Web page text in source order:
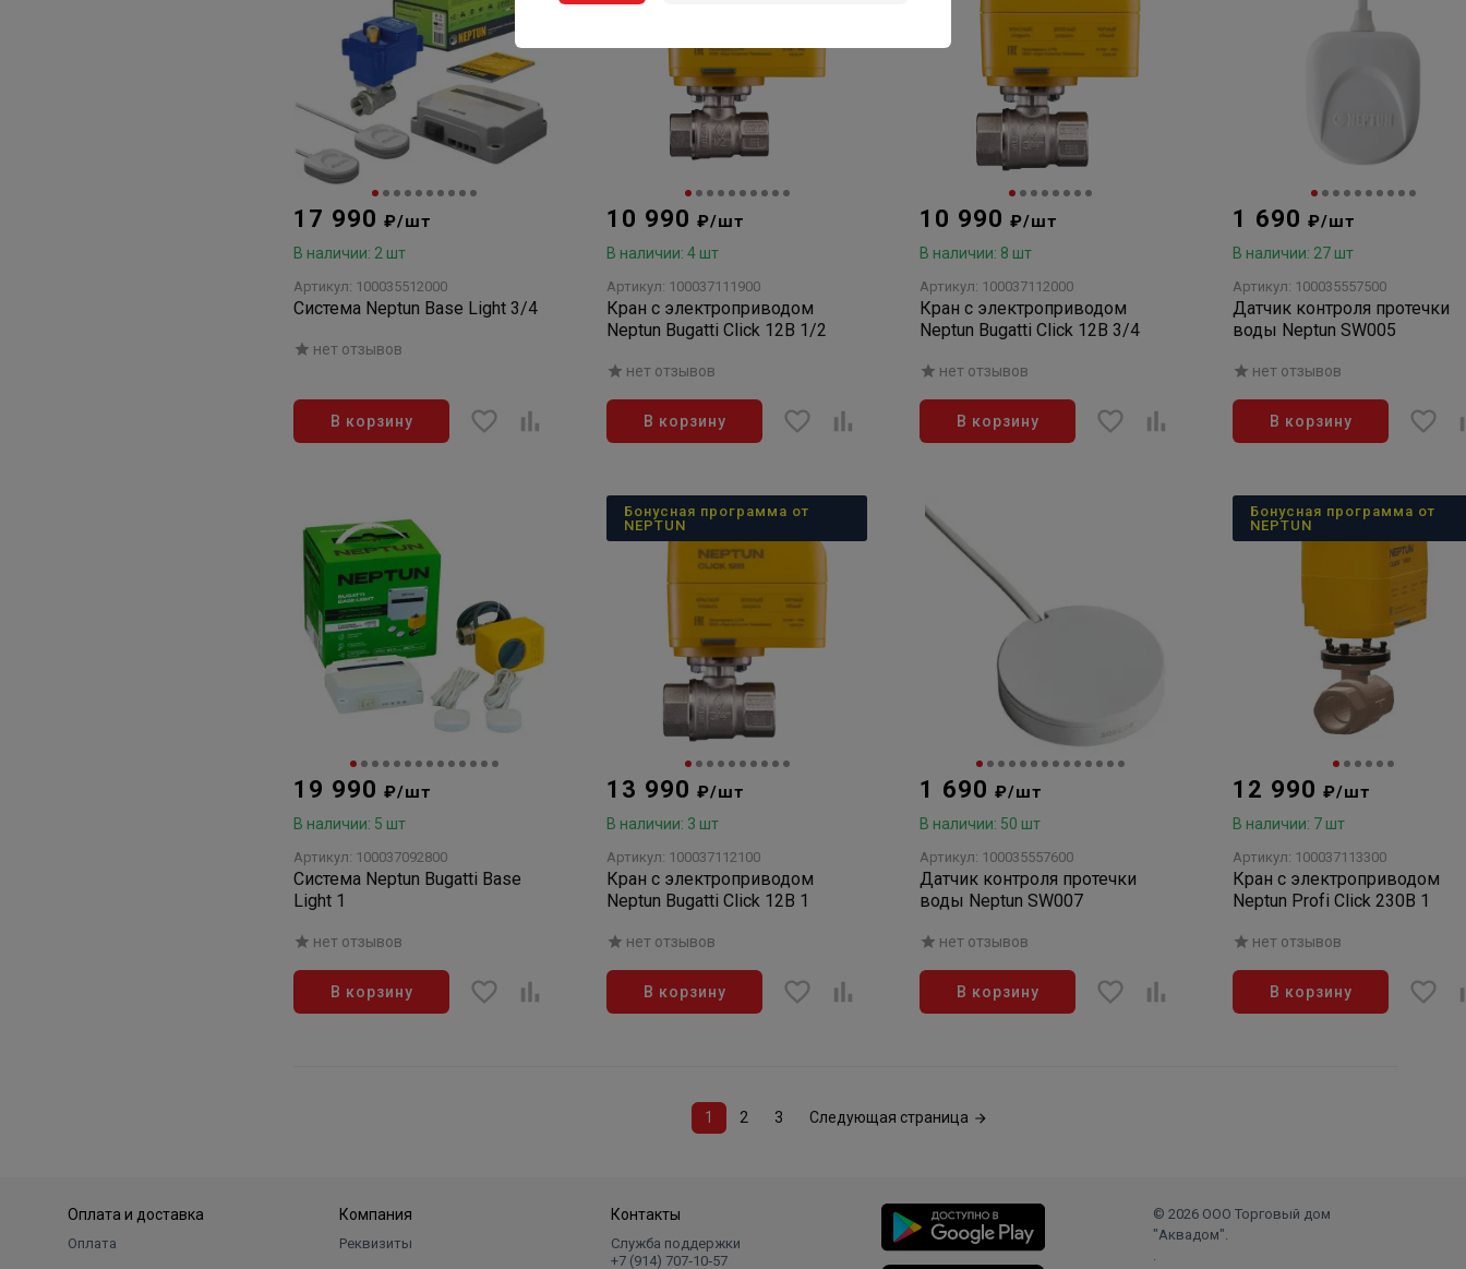
17 990₽/шт
В наличии: 2 шт
Артикул: 100035512000
Система Neptun Base Light 3/4
нет отзывов
В корзину
10 990₽/шт
В наличии: 4 шт
Артикул: 100037111900
Кран с электроприводом
Neptun Bugatti Click 12В 1/2
нет отзывов
В корзину
10 990₽/шт
В наличии: 8 шт
Артикул: 100037112000
Кран с электроприводом
Neptun Bugatti Click 12В 3/4
нет отзывов
В корзину
1 690 ₽/шт
В наличии: 27 шт
Артикул: 100035557500
Датчик контроля протечки
воды Neptun SW005
нет отзывов
В корзину
19 990₽/шт
В наличии: 5 шт
Артикул: 100037092800
Система Neptun Bugatti Base
Light 1
нет отзывов
В корзину
13 990₽/шт
В наличии: 3 шт
Артикул: 100037112100
Кран с электроприводом
Neptun Bugatti Click 12В 1
нет отзывов
В корзину
Бонусная программа от
NEPTUN
1 690 ₽/шт
В наличии: 50 шт
Артикул: 100035557600
Датчик контроля протечки
воды Neptun SW007
нет отзывов
В корзину
12 990₽/шт
В наличии: 7 шт
Артикул: 100037113300
Кран с электроприводом
Neptun Profi Click 230В 1
нет отзывов
В корзину
Бонусная программа от
NEPTUN
1 2 3 Следующая страница
Оплата и доставка
Оплата
Компания
Реквизиты
Контакты
Служба поддержки
+7 (914) 707‑10‑57
© 2026 ООО Торговый дом
"Аквадом".
.